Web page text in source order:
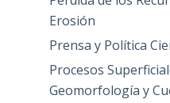
Erosión
Prensa y Política
Procesos
Geomorfología y